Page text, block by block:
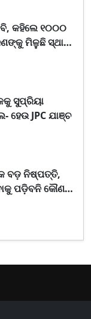
କହିଲେ ୧୦୦୦
ମିଳୁଛି ସ୍ଥାୟୀ
ସୁପ୍ରିୟା
ହେଉ JPC ଯାଞ୍ଚ
ବଡ଼ ନିଷ୍ପତ୍ତି,
ପଡ଼ିବନି କୌଣସି
ବଦଳିବ ନିୟମ